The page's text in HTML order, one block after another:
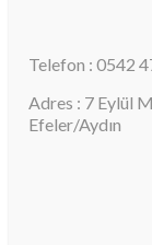
Telefon : 0542
Adres : 7 Eylül
Efeler/Aydın